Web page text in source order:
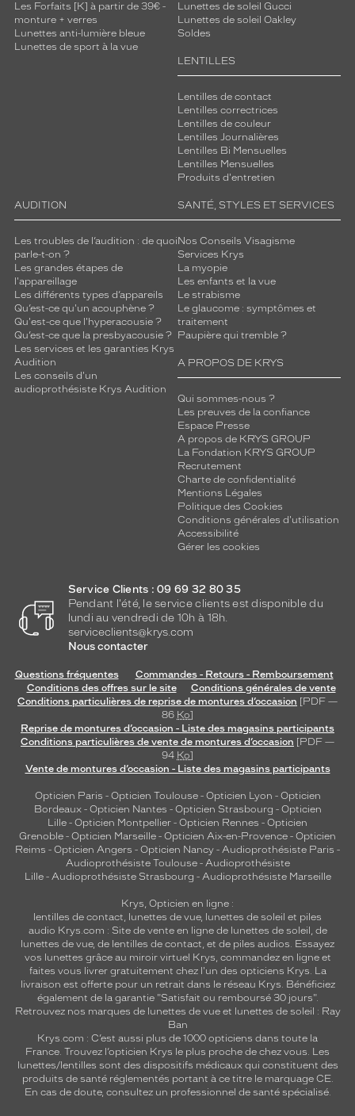
Non
Type
Cerclé
Taille
monture
Matière
Plastique
Fournisseur
Codir
Marque
Les Forfaits [K] à partir de 39€ -
monture + verres
Lunettes anti-lumière bleue
Lunettes de sport à la vue
Lunettes de soleil Gucci
Lunettes de soleil Oakley
Soldes
LENTILLES
Lentilles de contact
Lentilles correctrices
Lentilles de couleur
Lentilles Journalières
Lentilles Bi Mensuelles
Lentilles Mensuelles
Produits d'entretien
AUDITION
Les troubles de l’audition : de quoi
parle-t-on ?
Les grandes étapes de
l'appareillage
Les différents types d’appareils
Qu’est-ce qu'un acouphène ?
Qu'est-ce que l'hyperacousie ?
Qu’est-ce que la presbyacousie ?
Les services et les garanties Krys
Audition
Les conseils d'un
audioprothésiste Krys Audition
SANTÉ, STYLES ET SERVICES
Nos Conseils Visagisme
Services Krys
La myopie
Les enfants et la vue
Le strabisme
Le glaucome : symptômes et
traitement
Paupière qui tremble ?
A PROPOS DE KRYS
Qui sommes-nous ?
Les preuves de la confiance
Espace Presse
A propos de KRYS GROUP
La Fondation KRYS GROUP
Recrutement
Charte de confidentialité
Mentions Légales
Politique des Cookies
Conditions générales d'utilisation
Accessibilité
Gérer les cookies
Service Clients : 09 69 32 80 35
Pendant l'été, le service clients est disponible du
lundi au vendredi de 10h à 18h.
serviceclients@krys.com
Nous contacter
Questions fréquentes
Commandes - Retours - Remboursement
Conditions des offres sur le site
Conditions générales de vente
Conditions particulières de reprise de montures d’occasion [PDF —
86 Ko]
Reprise de montures d’occasion - Liste des magasins participants
Conditions particulières de vente de montures d’occasion [PDF —
94 Ko]
Vente de montures d’occasion - Liste des magasins participants
Opticien Paris - Opticien Toulouse- Opticien Lyon - Opticien
Bordeaux- Opticien Nantes - Opticien Strasbourg - Opticien
Lille - Opticien Montpellier - Opticien Rennes - Opticien
Grenoble - Opticien Marseille - Opticien Aix-en-Provence - Opticien
Reims - Opticien Angers - Opticien Nancy - Audioprothésiste Paris -
Audioprothésiste Toulouse- Audioprothésiste
Lille- Audioprothésiste Strasbourg - Audioprothésiste Marseille
Krys, Opticien en ligne :
lentilles de contact, lunettes de vue, lunettes de soleil et piles
audio Krys.com : Site de vente en ligne de lunettes de soleil, de
lunettes de vue, de lentilles de contact, et de piles audios. Essayez
vos lunettes grâce au miroir virtuel Krys, commandez en ligne et
faites vous livrer gratuitement chez l'un des opticiens Krys. La
livraison est offerte pour un retrait dans le réseau Krys. Bénéficiez
également de la garantie "Satisfait ou remboursé 30 jours".
Retrouvez nos marques de lunettes de vue et lunettes de soleil : Ray
Ban
Krys.com : C’est aussi plus de 1000 opticiens dans toute la
France. Trouvez l’opticien Krys le plus proche de chez vous. Les
lunettes/lentilles sont des dispositifs médicaux qui constituent des
produits de santé réglementés portant à ce titre le marquage CE.
En cas de doute, consultez un professionnel de santé spécialisé.